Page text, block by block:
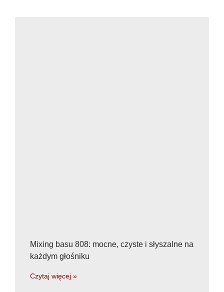
Mixing basu 808: mocne, czyste i słyszalne na
każdym głośniku
Czytaj więcej »